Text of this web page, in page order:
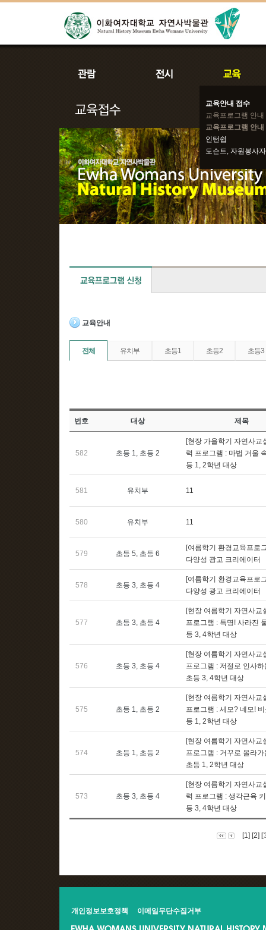
교육안내 접수
교육프로그램 안내
교육프로그램 안내
인턴쉽
도슨트, 자원봉사자
교육안내
전체 유치부 초등1 초등2 초등3
번호 대상 제목
582 초등 1, 초등 2
[현장 가을학기 자연사교
력 프로그램 : 마법 거울
등 1, 2학년 대상
581 유치부 11
580 유치부 11
579 초등 5, 초등 6
[여름학기 환경교육프로
다양성 광고 크리에이터
578 초등 3, 초등 4
[여름학기 환경교육프로
다양성 광고 크리에이터
577 초등 3, 초등 4
[현장 여름학기 자연사교
프로그램 : 특명! 사라진
등 3, 4학년 대상
576 초등 3, 초등 4
[현장 여름학기 자연사교
프로그램 : 저절로 인사
초등 3, 4학년 대상
575 초등 1, 초등 2
[현장 여름학기 자연사교
프로그램 : 세모? 네모!
등 1, 2학년 대상
574 초등 1, 초등 2
[현장 여름학기 자연사교
프로그램 : 거꾸로 올라
초등 1, 2학년 대상
573 초등 3, 초등 4
[현장 여름학기 자연사교
력 프로그램 : 생각근육
등 3, 4학년 대상
[1] [2]
개인정보보호정책 이메일무단수집거부